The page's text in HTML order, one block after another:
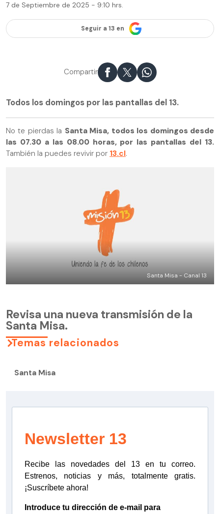
7 de Septiembre de 2025 - 9:10 hrs.
Seguir a 13 en
Compartir
Todos los domingos por las pantallas del 13.
No te pierdas la Santa Misa, todos los domingos desde
las 07.30 a las 08.00 horas, por las pantallas del 13.
También la puedes revivir por 13.cl.
Santa Misa - Canal 13
Revisa una nueva transmisión de la
Santa Misa.
Temas relacionados
Santa Misa
Newsletter 13
Recibe las novedades del 13 en tu correo.
Estrenos, noticias y más, totalmente gratis.
¡Suscríbete ahora!
Introduce tu dirección de e-mail para